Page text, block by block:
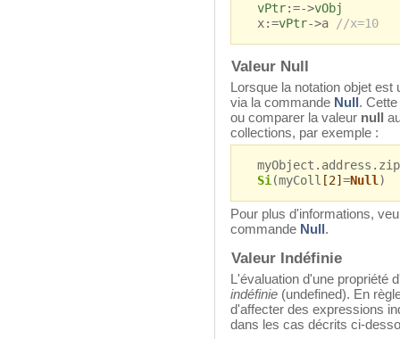
vPtr:=->vObj
x:=vPtr->a //x=10
Valeur Null
Lorsque la notation objet
via la commande Null.
ou comparer la valeur null
collections, par exemple :
Si (myColl [2] =Null )
Pour plus d'informations,
commande Null.
Valeur Indéfinie
L'évaluation d'une propriété
indéfinie (undefined). En
d'affecter des expressions
dans les cas décrits ci-